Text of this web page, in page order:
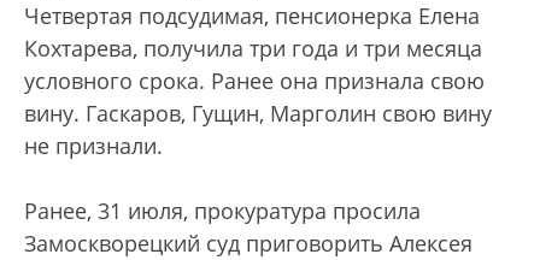
Четвертая подсудимая, пенсионерка Елена
Кохтарева, получила три года и три месяца
условного срока. Ранее она признала свою
вину. Гаскаров, Гущин, Марголин свою вину
не признали.
Ранее, 31 июля, прокуратура просила
Замоскворецкий суд приговорить Алексея